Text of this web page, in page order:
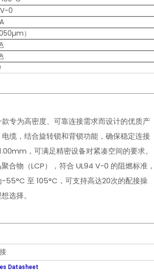
0
）
专为高密度、可靠连接需求而设计的优质产
缆，结合旋转锁和背锁功能，确保稳定连接
，可满足精密设备对紧凑空间的要求。
合物（LCP），符合 UL94 V-0 的阻燃标准，
至 105°C，可支持高达20次的配接操
选择。
Datasheet